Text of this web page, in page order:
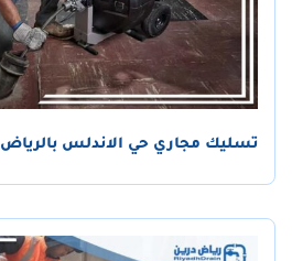
تسليك مجاري حي الاندلس بالرياض